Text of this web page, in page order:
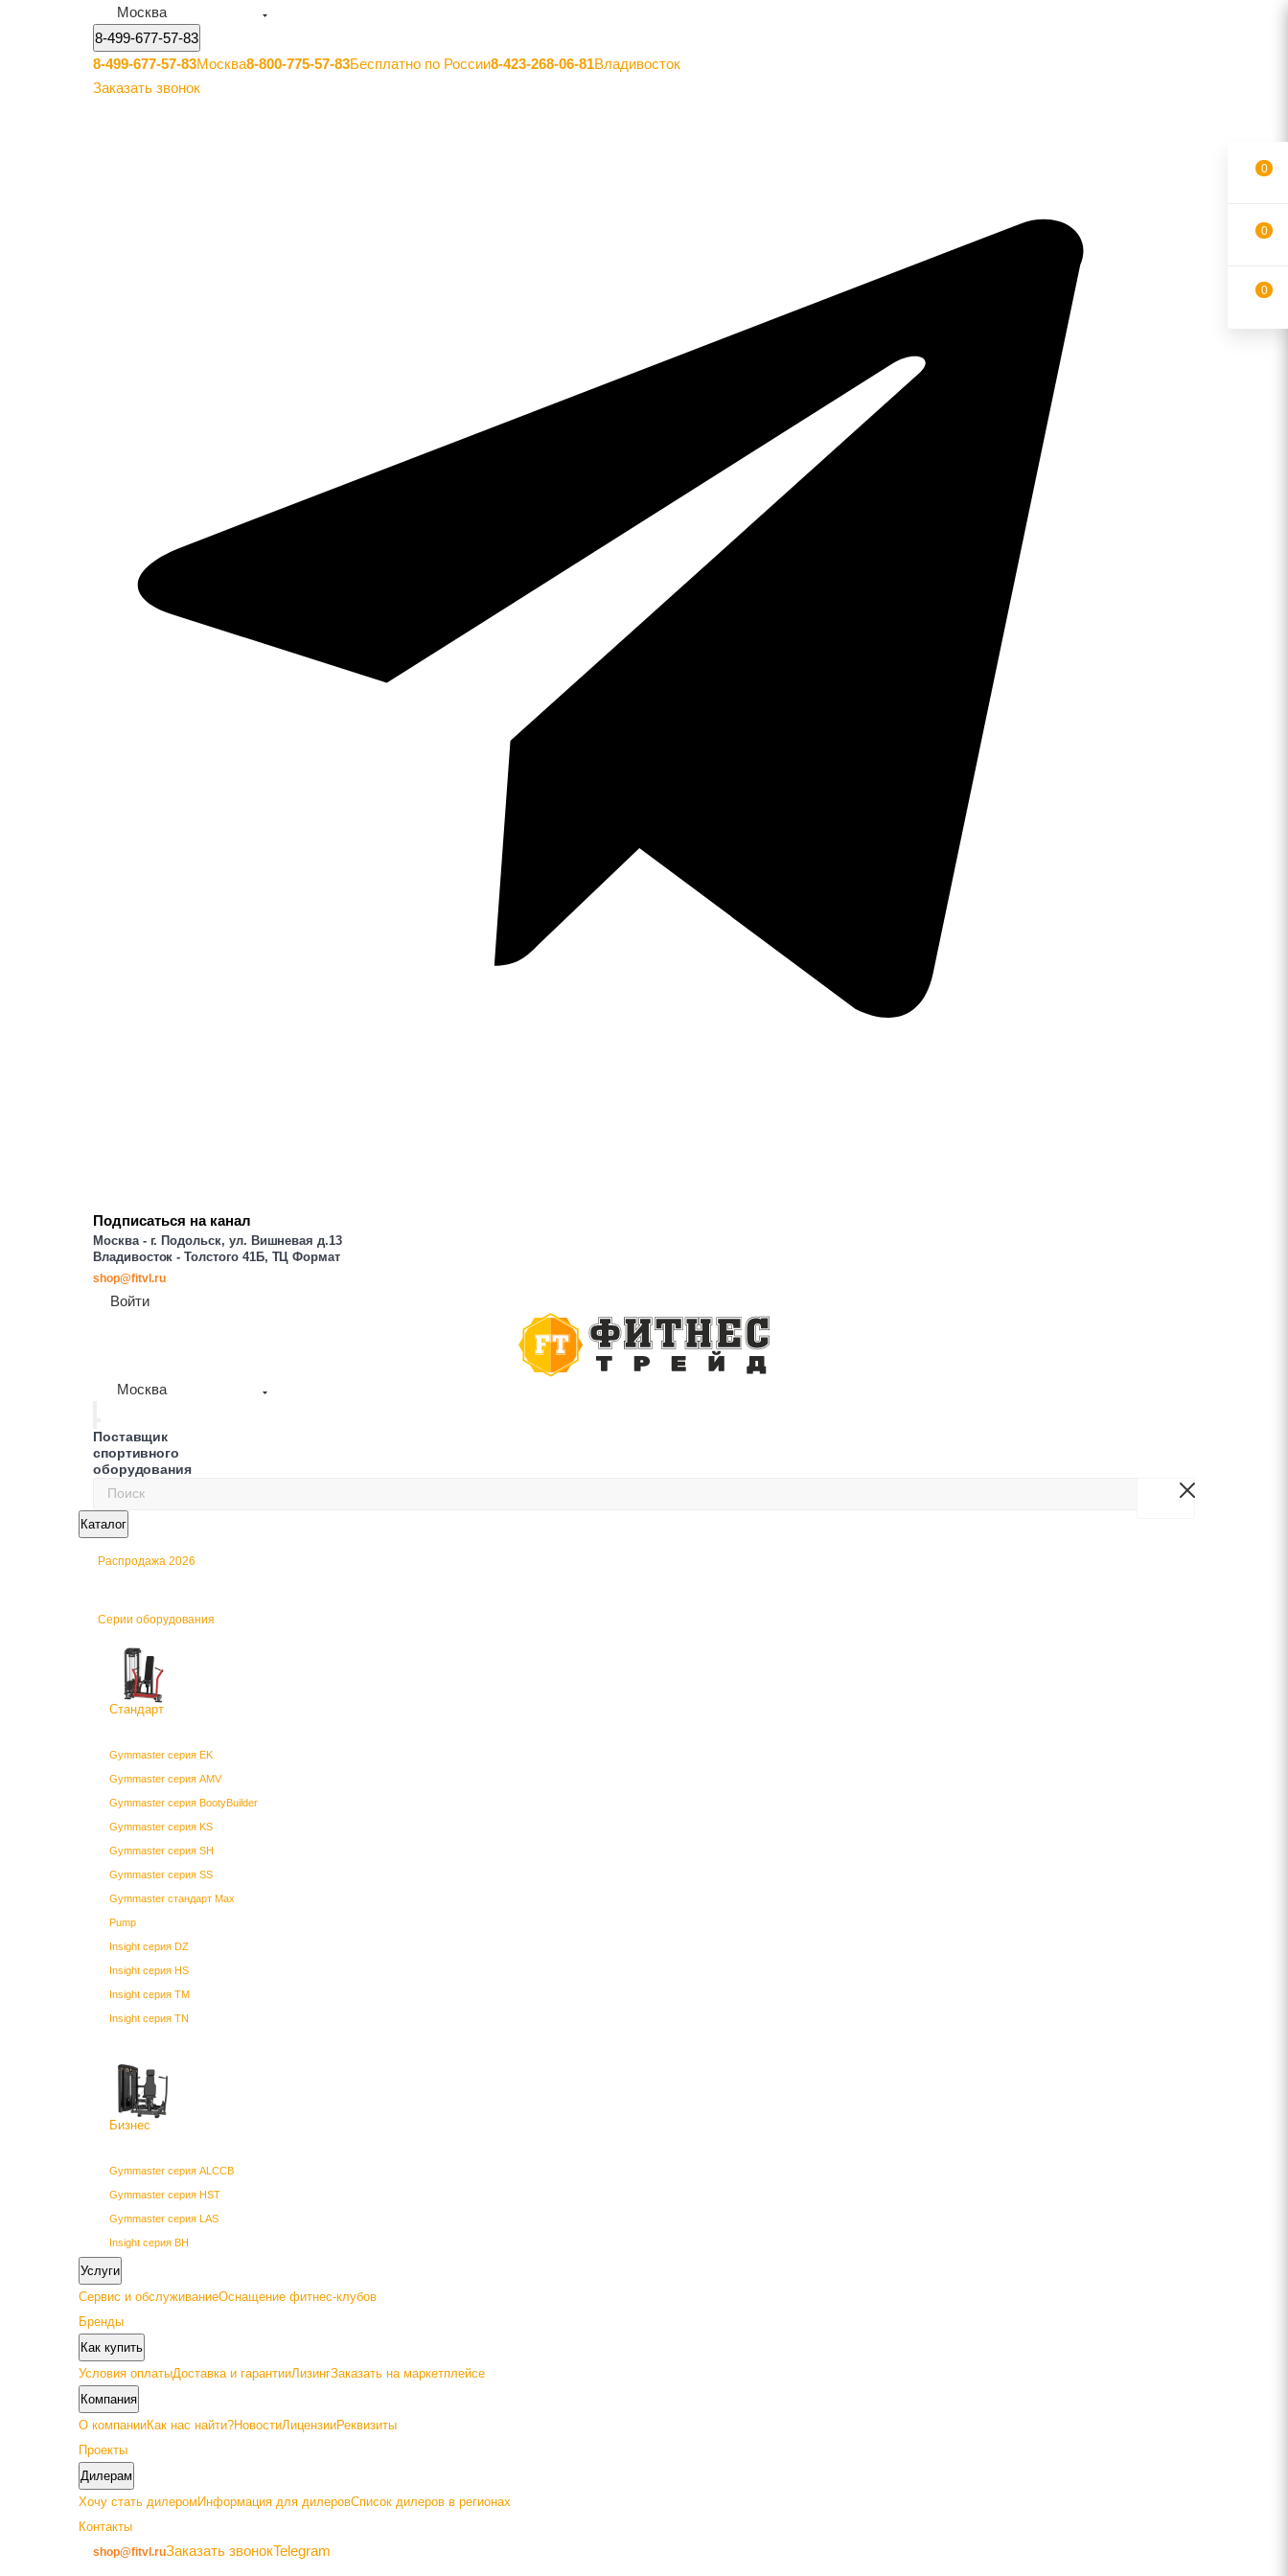
Москва
8-499-677-57-83
8-499-677-57-83Москва8-800-775-57-83Бесплатно по России8-423-268-06-81Владивосток
Заказать звонок
Подписаться на канал
Москва - г. Подольск, ул. Вишневая д.13
Владивосток - Толстого 41Б, ТЦ Формат
shop@fitvl.ru
Войти
Москва
Поставщик
спортивного
оборудования
Каталог
Распродажа 2026
Серии оборудования
Стандарт
Gymmaster серия EK
Gymmaster серия AMV
Gymmaster серия BootyBuilder
Gymmaster серия KS
Gymmaster серия SH
Gymmaster серия SS
Gymmaster стандарт Max
Pump
Insight серия DZ
Insight серия HS
Insight серия TM
Insight серия TN
Бизнес
Gymmaster серия ALCCB
Gymmaster серия HST
Gymmaster серия LAS
Insight серия BH
Insight серия BL
Insight серия PL
SHUA 68 серия
SHUA 69 серия
Vertex серия GETN
Премиум
Услуги
Сервис и обслуживаниеОснащение фитнес-клубов
Бренды
Как купить
Условия оплатыДоставка и гарантииЛизингЗаказать на маркетплейсе
Компания
О компанииКак нас найти?НовостиЛицензииРеквизиты
Проекты
Дилерам
Хочу стать дилером Информация для дилеровСписок дилеров в регионах
Контакты
shop@fitvl.ruЗаказать звонокTelegram
0
0
0